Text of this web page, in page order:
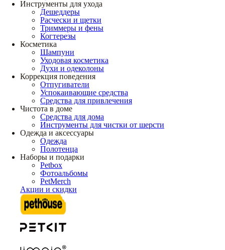
Инструменты для ухода
Дешеддеры
Расчески и щетки
Триммеры и фены
Когтерезы
Косметика
Шампуни
Уходовая косметика
Духи и одеколоны
Коррекция поведения
Отпугиватели
Успокаивающие средства
Средства для привлечения
Чистота в доме
Средства для дома
Инструменты для чистки от шерсти
Одежда и аксессуары
Одежда
Полотенца
Наборы и подарки
Petbox
Фотоальбомы
PetMerch
Акции и скидки